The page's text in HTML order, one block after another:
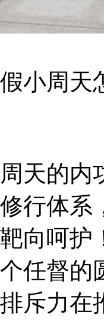
周天
的内
行体
向呵护
任督的
斥力在